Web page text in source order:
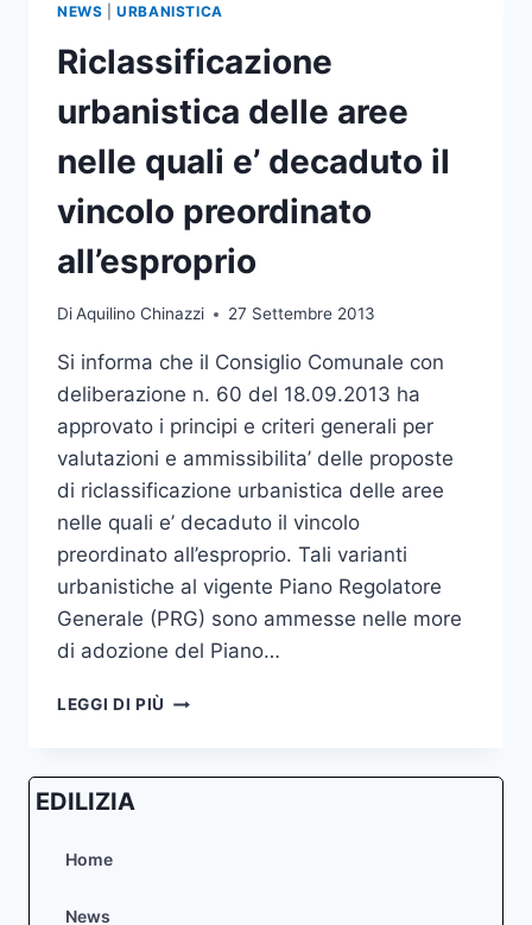
RICLASSIFICAZIONE
DELLE
AREE
BIANCHE
NEWS |URBANISTICA
Riclassificazione
urbanistica delle aree
nelle quali e’ decaduto il
vincolo preordinato
all’esproprio
DiAquilino Chinazzi 27 Settembre 2013
Si informa che il Consiglio Comunale con
deliberazione n. 60 del 18.09.2013 ha
approvato i principi e criteri generali per
valutazioni e ammissibilita’ delle proposte
di riclassificazione urbanistica delle aree
nelle quali e’ decaduto il vincolo
preordinato all’esproprio. Tali varianti
urbanistiche al vigente Piano Regolatore
Generale (PRG) sono ammesse nelle more
di adozione del Piano…
LEGGI DI PIÙ RICLASSIFICAZIONE
AREE
EDILIZIA
Home
News